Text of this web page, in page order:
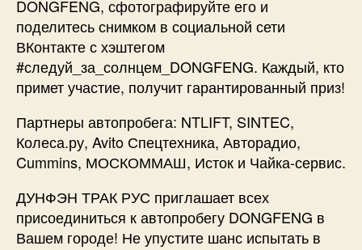
DONGFENG, сфотографируйте его и
поделитесь снимком в социальной сети
ВКонтакте с хэштегом
#следуй_за_солнцем_DONGFENG. Каждый, кто
примет участие, получит гарантированный приз!
Партнеры автопробега: NTLIFT, SINTEC,
Колеса.ру, Avito Спецтехника, Авторадио,
Cummins, МОСКОММАШ, Исток и Чайка-сервис.
ДУНФЭН ТРАК РУС приглашает всех
присоединиться к автопробегу DONGFENG в
Вашем городе! Не упустите шанс испытать в